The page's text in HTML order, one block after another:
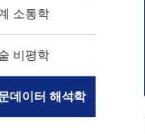
소통학
비평학
데이터 해석학